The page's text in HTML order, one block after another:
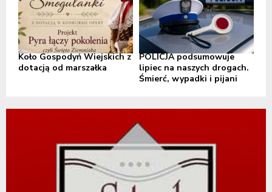
Koło Gospodyń Wiejskich z
dotacją od marszałka
POLICJA podsumowuje
lipiec na naszych drogach.
Śmierć, wypadki i pijani